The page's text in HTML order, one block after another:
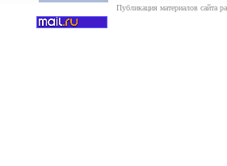
Публикация материалов сайта